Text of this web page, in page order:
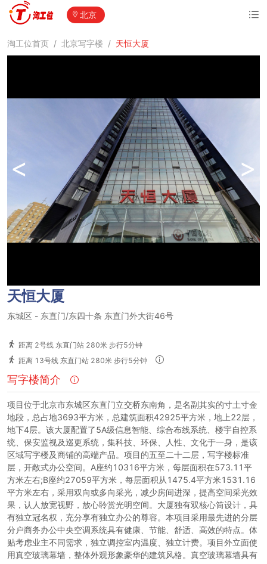
北京
淘工位首页 / 北京写字楼 / 天恒大厦
< >
天恒大厦
东城区 - 东直门/东四十条 东直门外大街46号
距离 2号线 东直门站 280米 步行5分钟
距离 13号线 东直门站 280米 步行5分钟
写字楼简介
项目位于北京市东城区东直门立交桥东南角，是名副其实的寸土寸金
地段，总占地3693平方米，总建筑面积42925平方米，地上22层，
地下4层。该大厦配置了5A级信息智能、综合布线系统、楼宇自控系
统、保安监视及巡更系统，集科技、环保、人性、文化于一身，是该
区域写字楼及商铺的高端产品。项目的五至二十二层，写字楼标准
层，开敞式办公空间。A座约10316平方米，每层面积在573.11平
方米左右;B座约27059平方米，每层面积从1475.4平方米1531.16
平方米左右，采用双向或多向采光，减少房间进深，提高空间采光效
果，认人放宽视野，放心聆赏光明空间。大厦独有双核心筒设计，具
有独立冠名权，充分享有独立办公的尊容。本项目采用最先进的分层
分户商务办公中央空调系统具有健康、节能、舒适、高效的特点。体
贴考虑业主不同需求，独立调控室内温度、独立计费。项目外立面使
用真空玻璃幕墙，整体外观形象豪华的建筑风格。真空玻璃幕墙具有